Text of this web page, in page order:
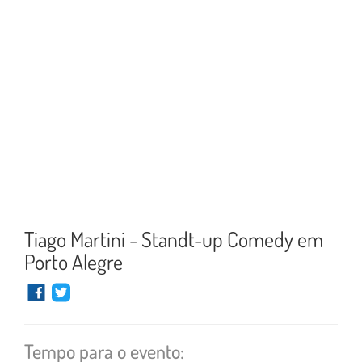
Tiago Martini - Standt-up Comedy em
Porto Alegre
Tempo para o evento: